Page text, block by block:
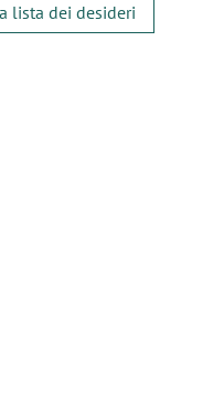
lista dei desideri